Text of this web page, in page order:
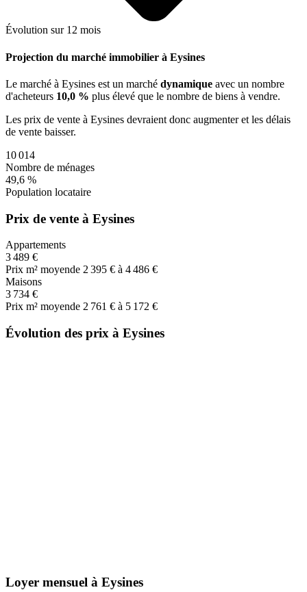
Évolution sur 12 mois
Projection du marché immobilier à Eysines
Le marché à Eysines est un marché dynamique avec un nombre
d'acheteurs 10,0 % plus élevé que le nombre de biens à vendre.
Les prix de vente à Eysines devraient donc augmenteret les délais
de vente baisser.
10 014
Nombre de ménages
49,6 %
Population locataire
Prix de vente à Eysines
Appartements
3 489 €
Prix m² moyende 2 395 € à 4 486 €
Maisons
3 734 €
Prix m² moyende 2 761 € à 5 172 €
Évolution des prix à Eysines
Loyer mensuel à Eysines